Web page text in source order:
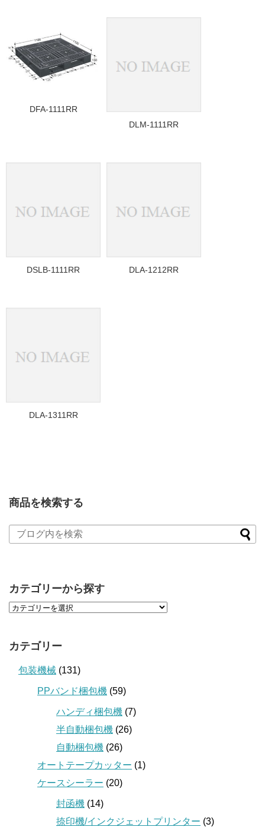
DFA-1111RR
DLM-1111RR
DSLB-1111RR DLA-1212RR
DLA-1311RR
商品を検索する
カテゴリーから探す
カテゴリー
包装機械 (131)
PPバンド梱包機 (59)
ハンディ梱包機 (7)
半自動梱包機 (26)
自動梱包機 (26)
オートテープカッター (1)
ケースシーラー (20)
封函機 (14)
捺印機/インクジェットプリンター (3)